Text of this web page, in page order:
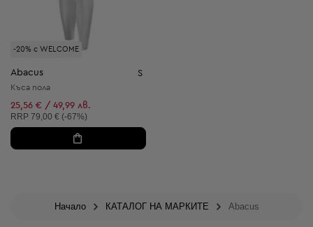
-20% с WELCOME
Abacus S
Къса пола
25,56 € / 49,99 лв.
Препоръчителна цена:
RRP 79,00 € (-67%)
Начало КАТАЛОГ НА МАРКИТЕ Abacus